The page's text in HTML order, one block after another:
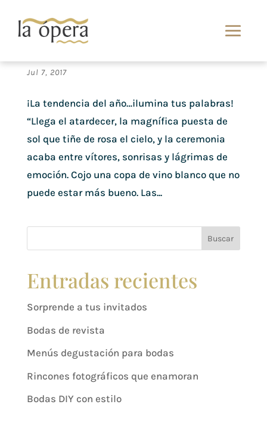
Lo que no puede faltar en tu boda…Las letras
Jul 7, 2017
¡La tendencia del año…ilumina tus palabras!
“Llega el atardecer, la magnífica puesta de
sol que tiñe de rosa el cielo, y la ceremonia
acaba entre vítores, sonrisas y lágrimas de
emoción. Cojo una copa de vino blanco que no
puede estar más bueno. Las...
Buscar
Entradas recientes
Sorprende a tus invitados
Bodas de revista
Menús degustación para bodas
Rincones fotográficos que enamoran
Bodas DIY con estilo